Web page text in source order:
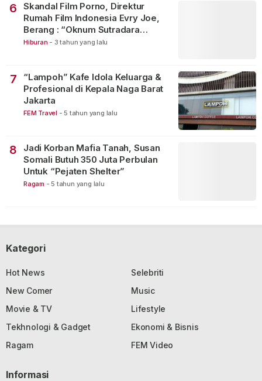
6
Skandal Film Porno, Direktur
Rumah Film Indonesia Evry Joe,
Berang : “Oknum Sutradara
Merusak Perfilman Indonesia”!
Hiburan - 3 tahun yang lalu
7
“Lampoh” Kafe Idola Keluarga &
Profesional di Kepala Naga Barat
Jakarta
FEM Travel - 5 tahun yang lalu
8
Jadi Korban Mafia Tanah, Susan
Somali Butuh 350 Juta Perbulan
Untuk “Pejaten Shelter”
Ragam - 5 tahun yang lalu
Kategori
Hot News
Selebriti
New Comer
Music
Movie & TV
Lifestyle
Tekhnologi & Gadget
Ekonomi & Bisnis
Ragam
FEM Video
Informasi